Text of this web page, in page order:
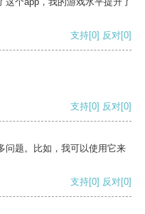
支持[0] 反对[0]
支持[0] 反对[0]
问题。比如，我可以使用它来
支持[0] 反对[0]